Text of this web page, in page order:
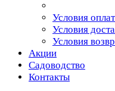
Условия
Условия
Условия
Акции
Садоводство
Контакты